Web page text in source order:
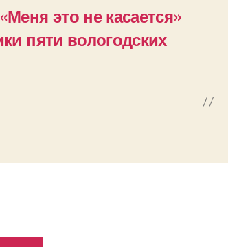
это не касается»
пяти вологодских